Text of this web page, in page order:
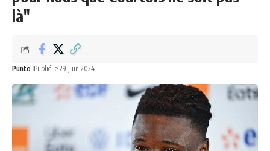
là"
Punto Publié le 29 juin 2024